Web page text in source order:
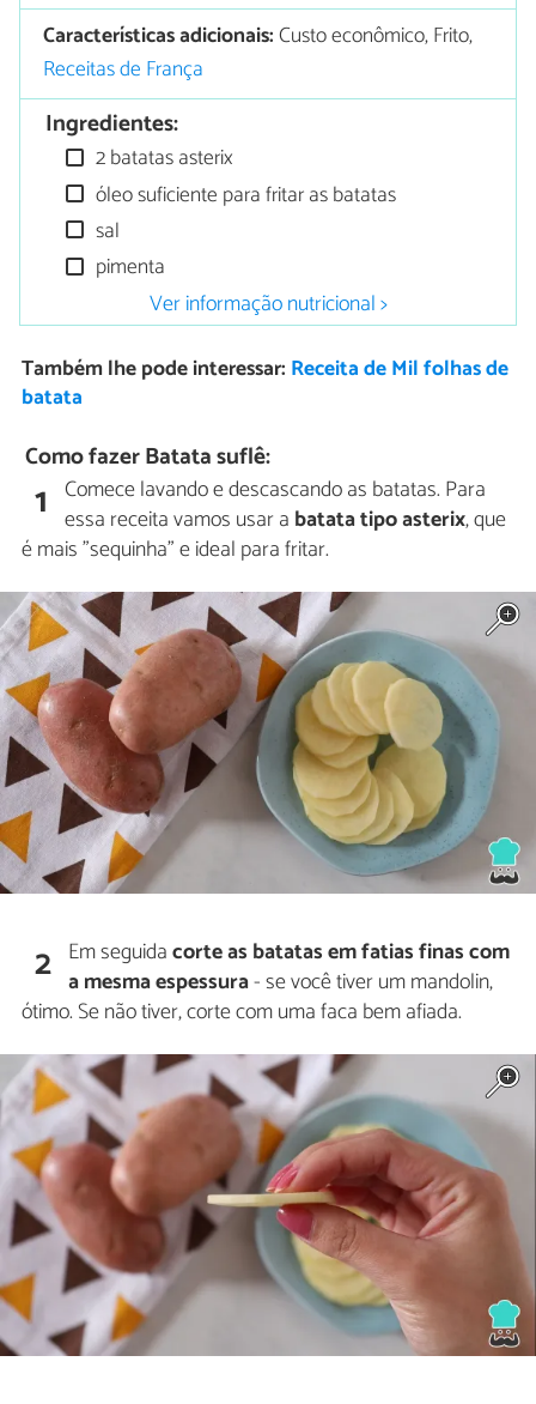
Características adicionais:Custo econômico, Frito,
Receitas de França
Ingredientes:
2 batatas asterix
óleo suficiente para fritar as batatas
sal
pimenta
Ver informação nutricional >
Também lhe pode interessar: Receita de Mil folhas de
batata
Como fazer Batata suflê:
1 Comece lavando e descascando as batatas. Para
essa receita vamos usar a batata tipo asterix, que
é mais "sequinha" e ideal para fritar.
2 Em seguidacorte as batatas em fatias finas com
a mesma espessura- se você tiver um mandolin,
ótimo. Se não tiver, corte com uma faca bem afiada.